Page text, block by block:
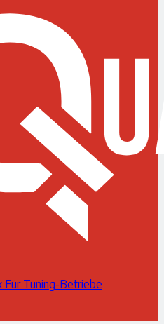
Für Tuning-Betriebe